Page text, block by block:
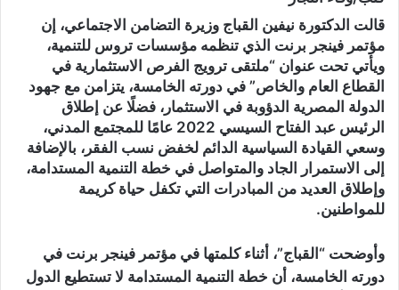
قالت الدكتورة نيفين القباج وزيرة التضامن الاجتماعي، إن
مؤتمر فينجر برنت الذي تنظمه مؤسسات تروس للتنمية،
ويأتي تحت عنوان “ملتقى ترويج الفرص الاستثمارية في
القطاع العام والخاص” في دورته الخامسة، يتزامن مع جهود
الدولة المصرية الدؤوبة في الاستثمار، فضلًا عن إطلاق
الرئيس عبد الفتاح السيسي 2022 عامًا للمجتمع المدني،
وسعي القيادة السياسية الدائم لخفض نسب الفقر، بالإضافة
إلى الاستمرار الجاد والمتواصل في خطة التنمية المستدامة،
وإطلاق العديد من المبادرات التي تكفل حياة كريمة
للمواطنين.
وأوضحت “القباج”، أثناء كلمتها في مؤتمر فينجر برنت في
دورته الخامسة، أن خطة التنمية المستدامة لا تستطيع الدول